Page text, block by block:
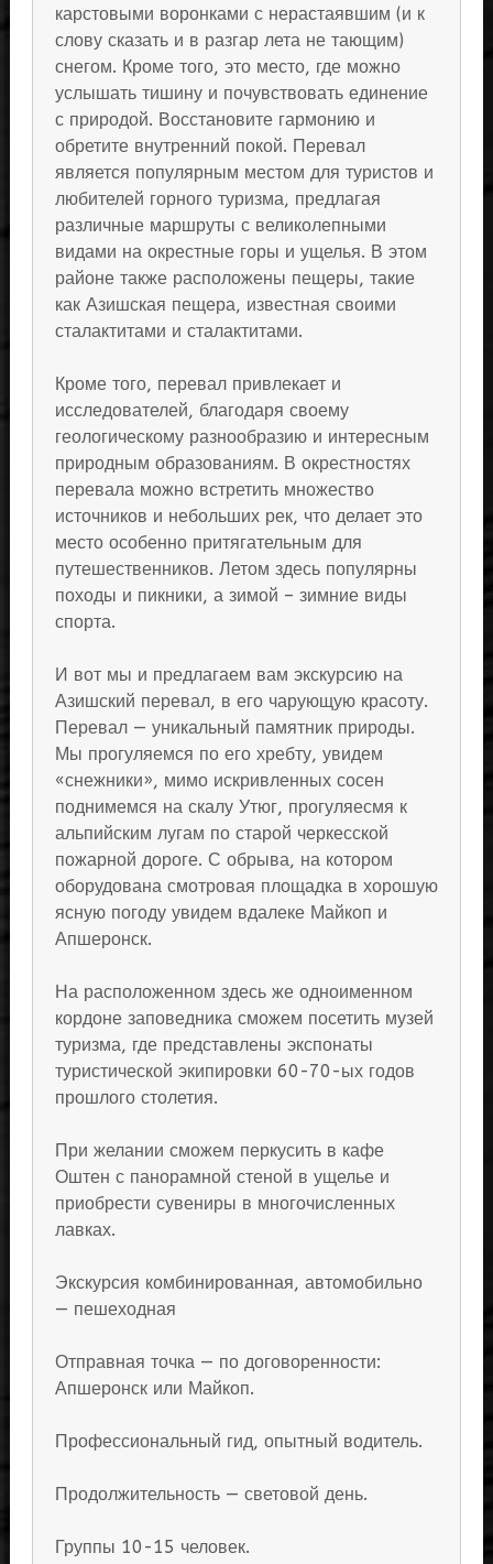
карстовыми воронками с нерастаявшим (и к
слову сказать и в разгар лета не тающим)
снегом. Кроме того, это место, где можно
услышать тишину и почувствовать единение
с природой. Восстановите гармонию и
обретите внутренний покой. Перевал
является популярным местом для туристов и
любителей горного туризма, предлагая
различные маршруты с великолепными
видами на окрестные горы и ущелья. В этом
районе также расположены пещеры, такие
как Азишская пещера, известная своими
сталактитами и сталактитами.
Кроме того, перевал привлекает и
исследователей, благодаря своему
геологическому разнообразию и интересным
природным образованиям. В окрестностях
перевала можно встретить множество
источников и небольших рек, что делает это
место особенно притягательным для
путешественников. Летом здесь популярны
походы и пикники, а зимой – зимние виды
спорта.
И вот мы и предлагаем вам экскурсию на
Азишский перевал, в его чарующую красоту.
Перевал — уникальный памятник природы.
Мы прогуляемся по его хребту, увидем
«снежники», мимо искривленных сосен
поднимемся на скалу Утюг, прогуляесмя к
альпийским лугам по старой черкесской
пожарной дороге. С обрыва, на котором
оборудована смотровая площадка в хорошую
ясную погоду увидем вдалеке Майкоп и
Апшеронск.
На расположенном здесь же одноименном
кордоне заповедника сможем посетить музей
туризма, где представлены экспонаты
туристической экипировки 60-70-ых годов
прошлого столетия.
При желании сможем перкусить в кафе
Оштен с панорамной стеной в ущелье и
приобрести сувениры в многочисленных
лавках.
Экскурсия комбинированная, автомобильно
— пешеходная
Отправная точка — по договоренности:
Апшеронск или Майкоп.
Профессиональный гид, опытный водитель.
Продолжительность — световой день.
Группы 10-15 человек.